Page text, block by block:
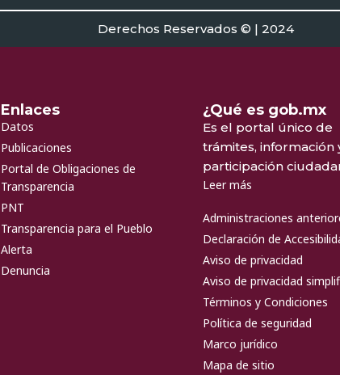
Derechos Reservados © | 2024
Enlaces
Datos
Publicaciones
Portal de Obligaciones de
Transparencia
PNT
Transparencia para el Pueblo
Alerta
Denuncia
¿Qué es gob.mx
Es el portal único de
trámites, información
participación
Leer más
Administraciones
Declaración de
Aviso de privacidad
Aviso de privacidad
Términos y Condiciones
Política de seguridad
Marco jurídico
Mapa de sitio